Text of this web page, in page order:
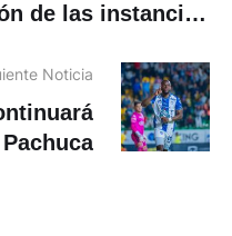
de las instancias
Noticia